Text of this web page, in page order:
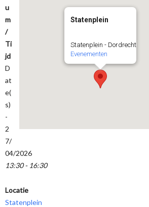
Statenplein
Statenplein - Dordrecht
Evenementen
u
m
/
Ti
jd
D
at
e(
s)
-
2
7/
04/2026
13:30 - 16:30
Locatie
Statenplein